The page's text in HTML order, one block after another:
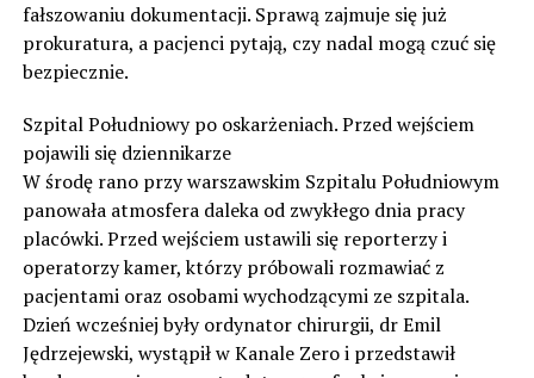
fałszowaniu dokumentacji. Sprawą zajmuje się już
prokuratura, a pacjenci pytają, czy nadal mogą czuć się
bezpiecznie.
Szpital Południowy po oskarżeniach. Przed wejściem
pojawili się dziennikarze
W środę rano przy warszawskim Szpitalu Południowym
panowała atmosfera daleka od zwykłego dnia pracy
placówki. Przed wejściem ustawili się reporterzy i
operatorzy kamer, którzy próbowali rozmawiać z
pacjentami oraz osobami wychodzącymi ze szpitala.
Dzień wcześniej były ordynator chirurgii, dr Emil
Jędrzejewski, wystąpił w Kanale Zero i przedstawił